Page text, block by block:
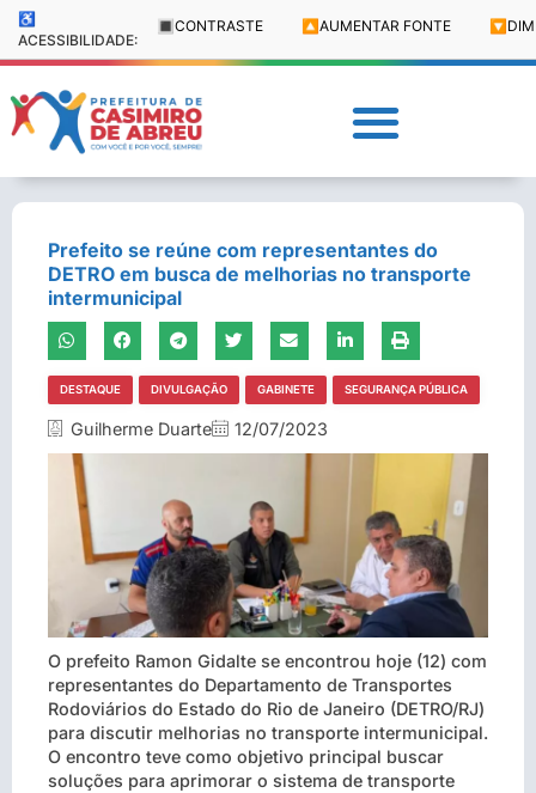
♿
ACESSIBILIDADE:
🔳 CONTRASTE 🔼 AUMENTAR FONTE 🔽
Prefeito se reúne com representantes do
DETRO em busca de melhorias no transporte
intermunicipal
DESTAQUE DIVULGAÇÃO GABINETE SEGURANÇA PÚBLICA
Guilherme Duarte 12/07/2023
O prefeito Ramon Gidalte se encontrou hoje (12) com
representantes do Departamento de Transportes
Rodoviários do Estado do Rio de Janeiro (DETRO/RJ)
para discutir melhorias no transporte intermunicipal.
O encontro teve como objetivo principal buscar
soluções para aprimorar o sistema de transporte